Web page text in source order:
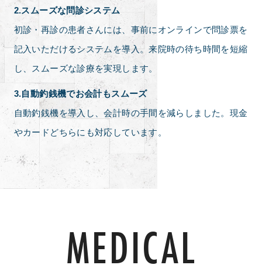
2.スムーズな問診システム
初診・再診の患者さんには、事前にオンラインで問診票を
記入いただけるシステムを導入。来院時の待ち時間を短縮
し、スムーズな診療を実現します。
3.自動釣銭機でお会計もスムーズ
自動釣銭機を導入し、会計時の手間を減らしました。現金
やカードどちらにも対応しています。
MEDICAL